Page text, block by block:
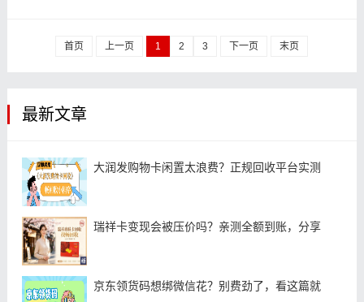
首页 上一页 1 2 3 下一页 末页
最新文章
大润发购物卡闲置太浪费？正规回收平台实测
瑞祥卡变现会被压价吗？亲测全额到账，分享
京东领货码想绑微信花？别费劲了，看这篇就